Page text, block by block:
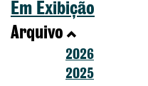
Em Exibição
Arquivo
2026
2025